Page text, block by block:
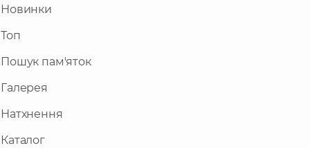
Новинки
Топ
Пошук пам'яток
Галерея
Натхнення
Каталог